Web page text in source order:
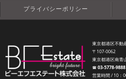
プライバシーポリシー
東京都港区不動
〒107-0062
東京都港区南
☎︎03-5778-
営業時間 / 10：